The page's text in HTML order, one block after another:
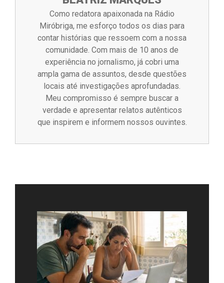
Como redatora apaixonada na Rádio
Miróbriga, me esforço todos os dias para
contar histórias que ressoem com a nossa
comunidade. Com mais de 10 anos de
experiência no jornalismo, já cobri uma
ampla gama de assuntos, desde questões
locais até investigações aprofundadas.
Meu compromisso é sempre buscar a
verdade e apresentar relatos autênticos
que inspirem e informem nossos ouvintes.